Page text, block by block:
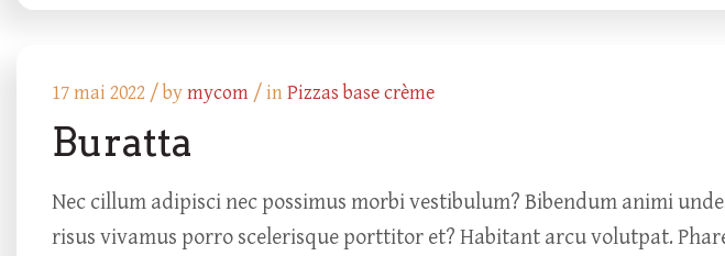
17 mai 2022 /bymycom / inPizzas base crème
Buratta
Nec cillum adipisci nec possimus morbi vestibulum? Bibendum animi
risus vivamus porro scelerisque porttitor et? Habitant arcu volutpat.